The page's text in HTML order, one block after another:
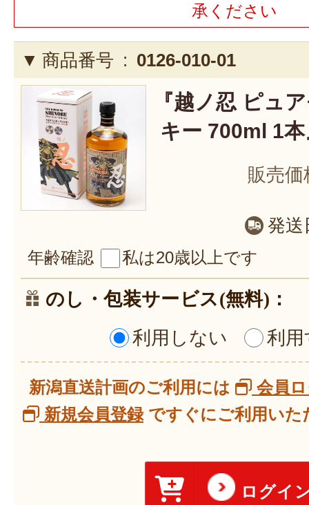
承ください
商品番号 : 0126-010-01
『越ノ忍 ピュ
キー 700ml 1本
販売価
発送
年齢確認 私は20歳以上です
のし・包装サービス(無料)：
利用しない
利
新潟直送計画のご利用には
会員
新規会員登録ですぐにご利用いた
ログイ